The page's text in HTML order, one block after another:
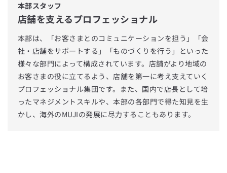
本部スタッフ
店舗を支えるプロフェッショナル
本部は、「お客さまとのコミュニケーションを担う」「会
社・店舗をサポートする」「ものづくりを行う」といった
様々な部門によって構成されています。店舗がより地域の
お客さまの役に立てるよう、店舗を第一に考え支えていく
プロフェッショナル集団です。また、国内で店長として培
ったマネジメントスキルや、本部の各部門で得た知見を生
かし、海外のMUJIの発展に尽力することもあります。